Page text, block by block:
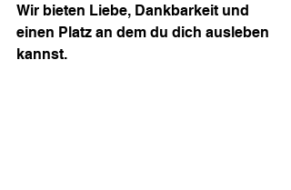
Wir bieten Liebe, Dankbarkeit und
einen Platz an dem du dich ausleben
kannst.